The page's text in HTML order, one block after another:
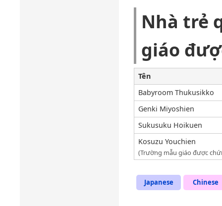
Nhà trẻ
giáo
Tên
Babyroom Thukusikko
Genki Miyoshien
Sukusuku Hoikuen
Kosuzu Youchien
(Trường mẫu giáo được
Japanese Chinese